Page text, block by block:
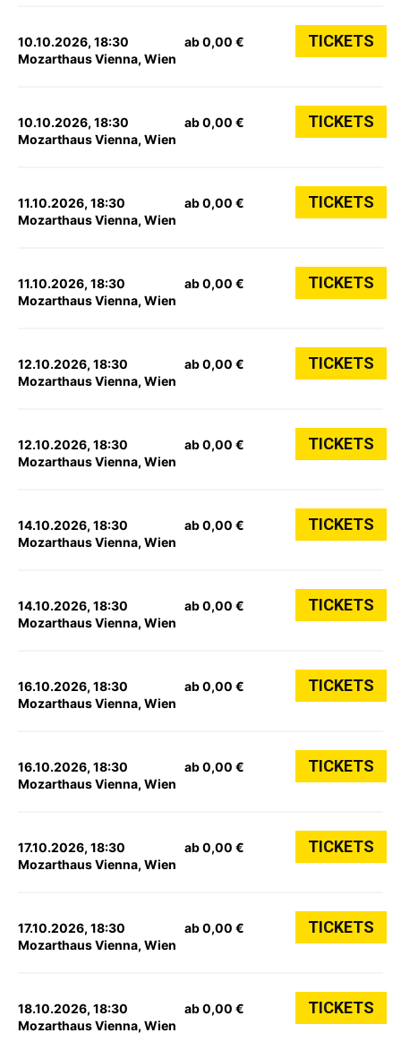
10.10.2026, 18:30
Mozarthaus Vienna, Wien
ab 0,00 € TICKETS
10.10.2026, 18:30
Mozarthaus Vienna, Wien
ab 0,00 € TICKETS
11.10.2026, 18:30
Mozarthaus Vienna, Wien
ab 0,00 € TICKETS
11.10.2026, 18:30
Mozarthaus Vienna, Wien
ab 0,00 € TICKETS
12.10.2026, 18:30
Mozarthaus Vienna, Wien
ab 0,00 € TICKETS
12.10.2026, 18:30
Mozarthaus Vienna, Wien
ab 0,00 € TICKETS
14.10.2026, 18:30
Mozarthaus Vienna, Wien
ab 0,00 € TICKETS
14.10.2026, 18:30
Mozarthaus Vienna, Wien
ab 0,00 € TICKETS
16.10.2026, 18:30
Mozarthaus Vienna, Wien
ab 0,00 € TICKETS
16.10.2026, 18:30
Mozarthaus Vienna, Wien
ab 0,00 € TICKETS
17.10.2026, 18:30
Mozarthaus Vienna, Wien
ab 0,00 € TICKETS
17.10.2026, 18:30
Mozarthaus Vienna, Wien
ab 0,00 € TICKETS
18.10.2026, 18:30
Mozarthaus Vienna, Wien
ab 0,00 € TICKETS